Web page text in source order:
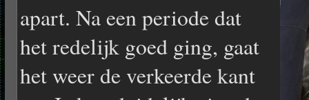
apart. Na een periode dat
het redelijk goed ging, gaat
het weer de verkeerde kant